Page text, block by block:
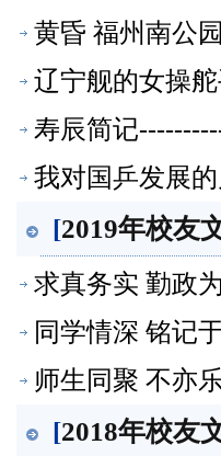
黄昏 福州南公
辽宁舰的女操
寿辰简记
我对国乒发展
[2019年校友
求真务实 勤政
同学情深 铭记
师生同聚 不亦
[2018年校友